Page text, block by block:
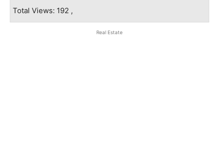
Total Views: 192 ,
Real Estate